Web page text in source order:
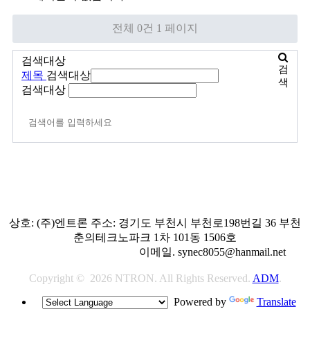
전체 0건 1 페이지
검색대상
제목 검색대상
검색대상
검
색
상호: (주)엔트론 주소: 경기도 부천시 부천로198번길 36 부천
춘의테크노파크 1차 101동 1506호
이메일. synec8055@hanmail.net
Copyright © 2026NTRON. All Rights Reserved. ADM.
Powered by
Translate